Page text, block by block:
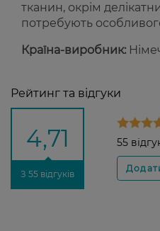
тканин, окрім
потребують
Країна-виробник:
Рейтинг та відгуки
4,71
З 55 відгуків
55